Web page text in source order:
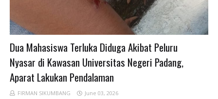
Dua Mahasiswa Terluka Diduga Akibat Peluru
Nyasar di Kawasan Universitas Negeri Padang,
Aparat Lakukan Pendalaman
FIRMAN SIKUMBANG June 03, 2026